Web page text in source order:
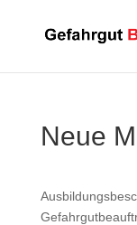
Neue